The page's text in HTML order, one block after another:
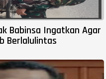
Babinsa Ingatkan Agar
Berlalulintas